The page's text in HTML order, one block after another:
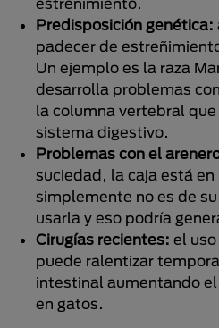
Predisposición genética:
padecer de
Un ejemplo es la raza
desarrolla problemas
la columna vertebral
sistema digestivo.
Problemas con el
suciedad, la caja está
simplemente no es de
usarla y eso podría
Cirugías recientes: el
puede ralentizar
intestinal aumentando
en gatos.